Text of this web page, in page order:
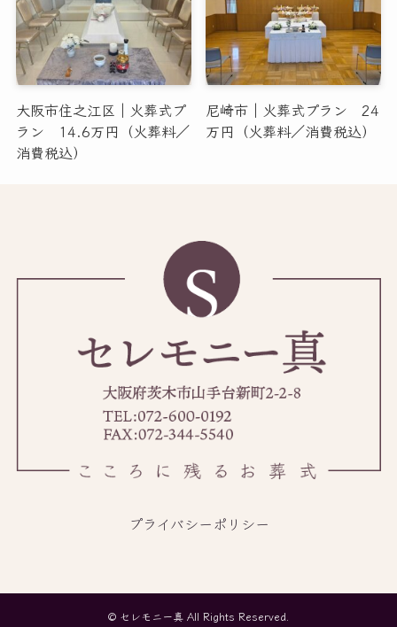
大阪市住之江区｜火葬式プ
ラン 14.6万円（火葬料／
消費税込）
尼崎市｜火葬式プラン 24
万円（火葬料／消費税込）
プライバシーポリシー
© セレモニー真 All Rights Reserved.